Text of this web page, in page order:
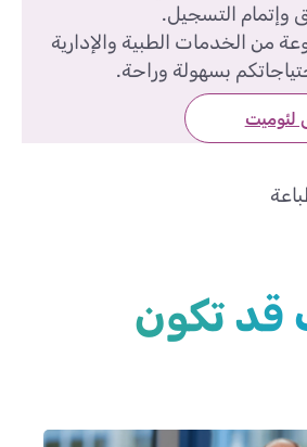
وإتمام التسجيل.
من الخدمات الطبية والإدارية
بسهولة وراحة.
لئوميت
قد تكون